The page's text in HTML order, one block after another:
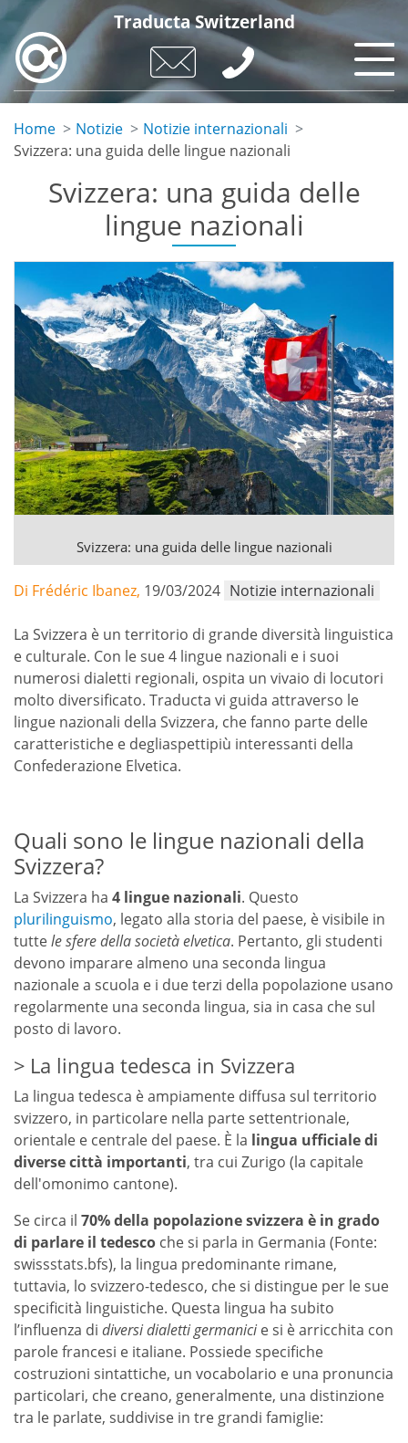
Salta
contenuto
principale
Traducta Switzerland
Home Notizie
Notizie internazionali
Svizzera: una guida delle lingue nazionali
Svizzera: una guida delle
lingue nazionali
Svizzera: una guida delle lingue nazionali
Di Frédéric Ibanez, 19/03/2024 Notizie internazionali
La Svizzera è un territorio di grande diversità linguistica
e culturale. Con le sue 4 lingue nazionali e i suoi
numerosi dialetti regionali, ospita un vivaio di locutori
molto diversificato. Traducta vi guida attraverso le
lingue nazionali della Svizzera, che fanno parte delle
caratteristiche e degliaspettipiù interessanti della
Confederazione Elvetica.
Quali sono le lingue nazionali della
Svizzera?
La Svizzera ha 4 lingue nazionali. Questo
plurilinguismo, legato alla storia del paese, è visibile in
tuttele sfere della società elvetica. Pertanto, gli studenti
devono imparare almeno una seconda lingua
nazionale a scuola e i due terzi della popolazione usano
regolarmente una seconda lingua, sia in casa che sul
posto di lavoro.
La lingua tedesca in Svizzera
La lingua tedesca è ampiamente diffusa sul territorio
svizzero, in particolare nella parte settentrionale,
orientale e centrale del paese. È la lingua ufficiale di
diverse città importanti, tra cui Zurigo (la capitale
dell'omonimo cantone).
Se circa il 70% della popolazione svizzera è in grado
di parlare il tedesco che si parla in Germania (Fonte:
swissstats.bfs), la lingua predominante rimane,
tuttavia, lo svizzero-tedesco, che si distingue per le sue
specificità linguistiche. Questa lingua ha subito
l’influenza di diversi dialetti germanicie si è arricchita con
parole francesi e italiane. Possiede specifiche
costruzioni sintattiche, un vocabolario e una pronuncia
particolari, che creano, generalmente, una distinzione
tra le parlate, suddivise in tre grandi famiglie: